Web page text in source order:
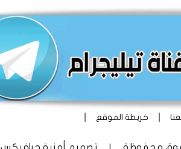
خريطة الموقع